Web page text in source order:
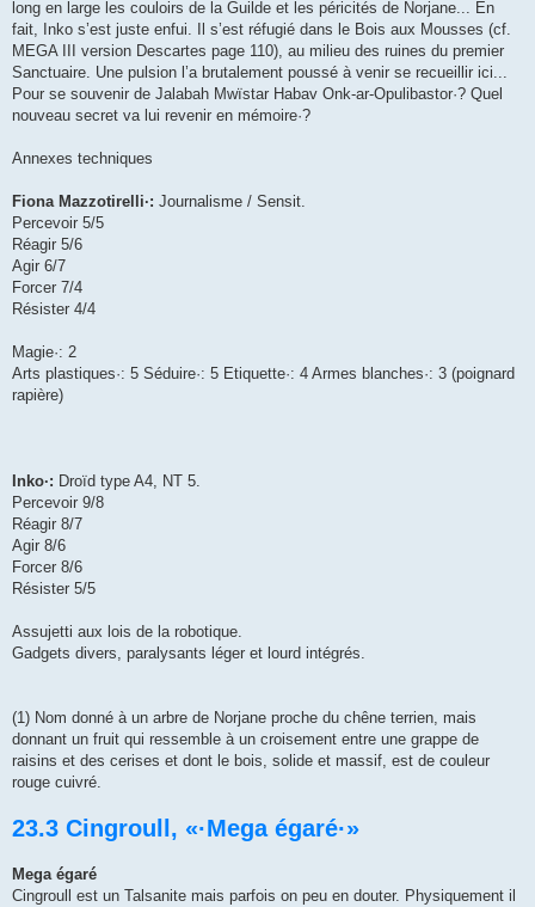
long en large les couloirs de la Guilde et les péricités de Norjane... En
fait, Inko s’est juste enfui. Il s’est réfugié dans le Bois aux Mousses (cf.
MEGA III version Descartes page 110), au milieu des ruines du premier
Sanctuaire. Une pulsion l’a brutalement poussé à venir se recueillir ici...
Pour se souvenir de Jalabah Mwïstar Habav Onk-ar-Opulibastor·? Quel
nouveau secret va lui revenir en mémoire·?
Annexes techniques
Fiona Mazzotirelli·: Journalisme / Sensit.
Percevoir 5/5
Réagir 5/6
Agir 6/7
Forcer 7/4
Résister 4/4
Magie·: 2
Arts plastiques·: 5 Séduire·: 5 Etiquette·: 4 Armes blanches·: 3 (poignard
rapière)
Inko·: Droïd type A4, NT 5.
Percevoir 9/8
Réagir 8/7
Agir 8/6
Forcer 8/6
Résister 5/5
Assujetti aux lois de la robotique.
Gadgets divers, paralysants léger et lourd intégrés.
(1) Nom donné à un arbre de Norjane proche du chêne terrien, mais
donnant un fruit qui ressemble à un croisement entre une grappe de
raisins et des cerises et dont le bois, solide et massif, est de couleur
rouge cuivré.
23.3 Cingroull, «·Mega égaré·»
Mega égaré
Cingroull est un Talsanite mais parfois on peu en douter. Physiquement il